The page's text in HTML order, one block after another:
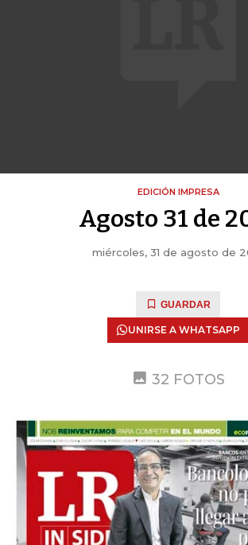
EDICIÓN IMPRESA
Agosto 31 de
miércoles, 31 de agosto de
GUARDAR
UNIRSE A WHATSAPP
32 FOTOS